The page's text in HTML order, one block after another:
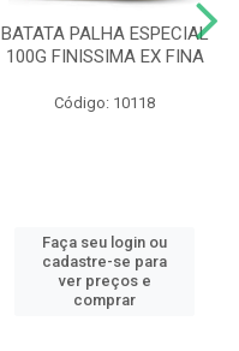
BATATA PALHA ESPECIAL
100G FINISSIMA EX FINA
Código: 10118
Faça seu login ou
cadastre-se para
ver preços e
comprar